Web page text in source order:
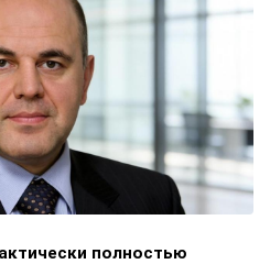
полностью